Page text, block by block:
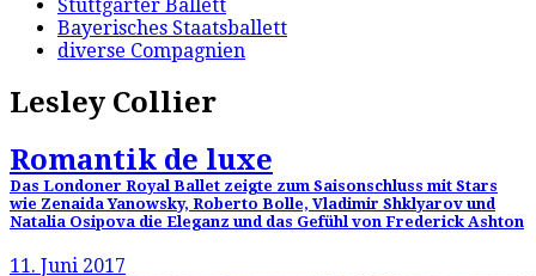
Stuttgarter Ballett
Bayerisches Staatsballett
diverse Compagnien
Lesley Collier
Romantik de luxe
Das Londoner Royal Ballet zeigte zum Saisonschluss mit Stars
wie Zenaida Yanowsky, Roberto Bolle, Vladimir Shklyarov und
Natalia Osipova die Eleganz und das Gefühl von Frederick Ashton
11. Juni 2017